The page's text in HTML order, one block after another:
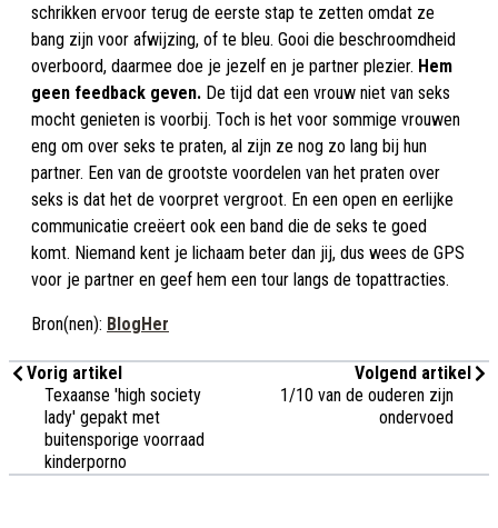
schrikken ervoor terug de eerste stap te zetten omdat ze
bang zijn voor afwijzing, of te bleu. Gooi die beschroomdheid
overboord, daarmee doe je jezelf en je partner plezier. Hem
geen feedback geven. De tijd dat een vrouw niet van seks
mocht genieten is voorbij. Toch is het voor sommige vrouwen
eng om over seks te praten, al zijn ze nog zo lang bij hun
partner. Een van de grootste voordelen van het praten over
seks is dat het de voorpret vergroot. En een open en eerlijke
communicatie creëert ook een band die de seks te goed
komt. Niemand kent je lichaam beter dan jij, dus wees de GPS
voor je partner en geef hem een tour langs de topattracties.
Bron(nen): BlogHer
Vorig artikel
Texaanse 'high society
lady' gepakt met
buitensporige voorraad
kinderporno
Volgend artikel
1/10 van de ouderen zijn
ondervoed